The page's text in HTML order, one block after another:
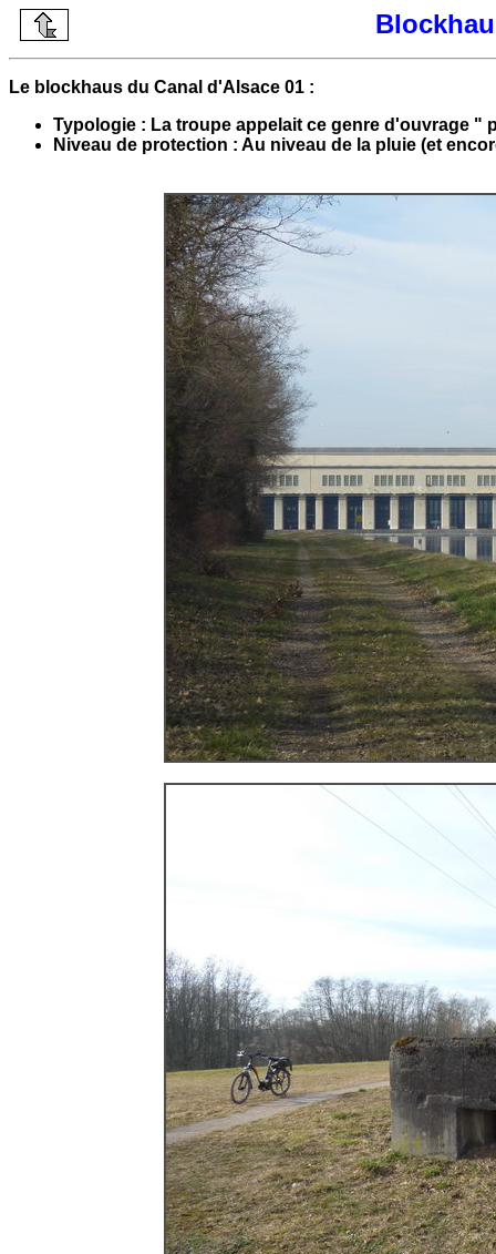
Le blockhaus du Canal d'Alsace 01 :
Typologie : La troupe appelait ce genre d'ouvrage "
Niveau de protection : Au niveau de la pluie (et